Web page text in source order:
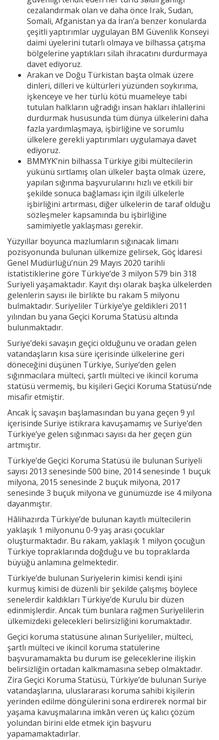
cezalandırmak olan ve daha önce Irak, Sudan,
Somali, Afganistan ya da İran’a benzer konularda
çeşitli yaptırımlar uygulayan BM Güvenlik Konseyi
daimi üyelerini tutarlı olmaya ve bilhassa çatışma
bölgelerine yaptıkları silah ihracatını durdurmaya
davet ediyoruz.
Arakan ve Doğu Türkistan başta olmak üzere
dinleri, dilleri ve kültürleri yüzünden soykırıma,
işkenceye ve her türlü kötü muameleye tabi
tutulan halkların uğradığı insan hakları ihlallerini
durdurmak hususunda tüm dünya ülkelerini daha
fazla yardımlaşmaya, işbirliğine ve sorumlu
ülkelere gerekli yaptırımları uygulamaya davet
ediyoruz.
BMMYK’nin bilhassa Türkiye gibi mültecilerin
yükünü sırtlamış olan ülkeler başta olmak üzere,
yapılan sığınma başvurularını hızlı ve etkili bir
şekilde sonuca bağlaması için ilgili ülkelerle
işbirliğini artırması, diğer ülkelerin de taraf olduğu
sözleşmeler kapsamında bu işbirliğine
samimiyetle yaklaşması gerekir.
Yüzyıllar boyunca mazlumların sığınacak limanı
pozisyonunda bulunan ülkemize gelirsek, Göç İdaresi
Genel Müdürlüğü’nün 29 Mayıs 2020 tarihli
istatistiklerine göre Türkiye’de 3 milyon 579 bin 318
Suriyeli yaşamaktadır. Kayıt dışı olarak başka ülkelerden
gelenlerin sayısı ile birlikte bu rakam 5 milyonu
bulmaktadır. Suriyeliler Türkiye’ye geldikleri 2011
yılından bu yana Geçici Koruma Statüsü altında
bulunmaktadır.
Suriye’deki savaşın geçici olduğunu ve oradan gelen
vatandaşların kısa süre içerisinde ülkelerine geri
döneceğini düşünen Türkiye, Suriye’den gelen
sığınmacılara mülteci, şartlı mülteci ve ikincil koruma
statüsü vermemiş, bu kişileri Geçici Koruma Statüsü’nde
misafir etmiştir.
Ancak İç savaşın başlamasından bu yana geçen 9 yıl
içerisinde Suriye istikrara kavuşamamış ve Suriye’den
Türkiye’ye gelen sığınmacı sayısı da her geçen gün
artmıştır.
Türkiye’de Geçici Koruma Statüsü ile bulunan Suriyeli
sayısı 2013 senesinde 500 bine, 2014 senesinde 1 buçuk
milyona, 2015 senesinde 2 buçuk milyona, 2017
senesinde 3 buçuk milyona ve günümüzde ise 4 milyona
dayanmıştır.
Hâlihazırda Türkiye’de bulunan kayıtlı mültecilerin
yaklaşık 1 milyonunu 0-9 yaş arası çocuklar
oluşturmaktadır. Bu rakam, yaklaşık 1 milyon çocuğun
Türkiye topraklarında doğduğu ve bu topraklarda
büyüğü anlamına gelmektedir.
Türkiye’de bulunan Suriyelerin kimisi kendi işini
kurmuş kimisi de düzenli bir şekilde çalışmış böylece
senelerdir kaldıkları Türkiye’de Kurulu bir düzen
edinmişlerdir. Ancak tüm bunlara rağmen Suriyelilerin
ülkemizdeki gelecekleri belirsizliğini korumaktadır.
Geçici koruma statüsüne alınan Suriyeliler, mülteci,
şartlı mülteci ve ikincil koruma statülerine
başvuramamakta bu durum ise geleceklerine ilişkin
belirsizliğin ortadan kalkmamasına sebep olmaktadır.
Zira Geçici Koruma Statüsü, Türkiye’de bulunan Suriye
vatandaşlarına, uluslararası koruma sahibi kişilerin
yerinden edilme döngülerini sona erdirerek normal bir
yaşama kavuşmalarına imkân veren üç kalıcı çözüm
yolundan birini elde etmek için başvuru
yapamamaktadırlar.